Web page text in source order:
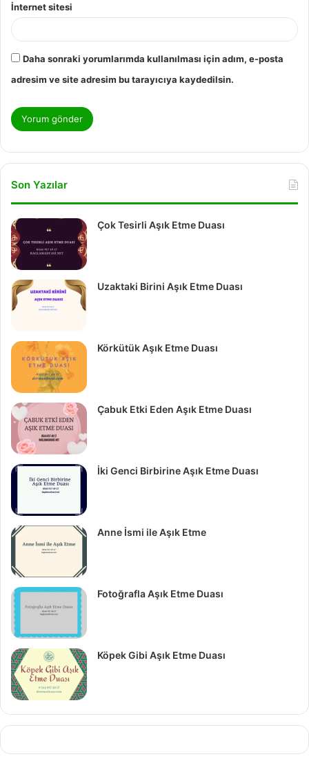
İnternet sitesi
Daha sonraki yorumlarımda kullanılması için adım, e-posta
adresim ve site adresim bu tarayıcıya kaydedilsin.
Son Yazılar
Çok Tesirli Aşık Etme Duası
Uzaktaki Birini Aşık Etme Duası
Körkütük Aşık Etme Duası
Çabuk Etki Eden Aşık Etme Duası
İki Genci Birbirine Aşık Etme Duası
Anne İsmi ile Aşık Etme
Fotoğrafla Aşık Etme Duası
Köpek Gibi Aşık Etme Duası